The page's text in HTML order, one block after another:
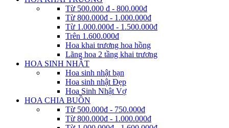
Từ 500.000 đ - 800.000đ
Từ 800.000đ - 1.000.000đ
Từ 1.000.000đ - 1.500.000đ
Trên 1.600.000đ
Hoa khai trương hoa hồng
Lãng hoa 2 tầng khai trương
HOA SINH NHẬT
Hoa sinh nhật bạn
Hoa sinh nhật Đẹp
Hoa Sinh Nhật Vợ
HOA CHIA BUỒN
Từ 500.000đ - 750.000đ
Từ 800.000đ - 1.000.000đ